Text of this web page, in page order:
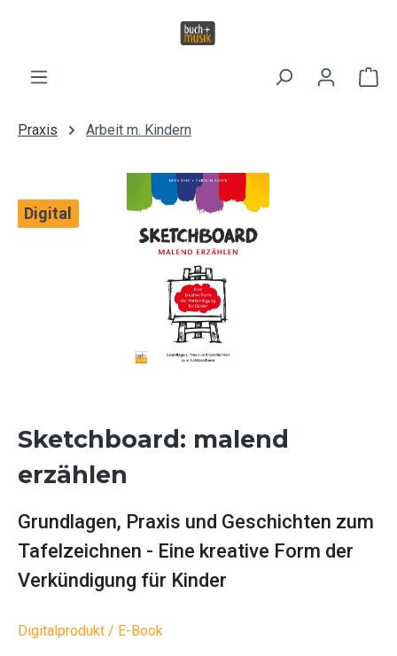
Praxis Arbeit m. Kindern
Bildergalerie überspringen
Digital
Sketchboard: malend
erzählen
Grundlagen, Praxis und Geschichten zum
Tafelzeichnen - Eine kreative Form der
Verkündigung für Kinder
Digitalprodukt / E-Book